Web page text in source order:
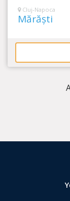
Cluj-Napoca
Mărăști